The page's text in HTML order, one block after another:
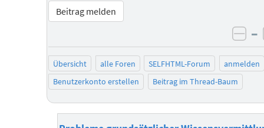
Beitrag melden
–
Übersicht alle Foren SELFHTML-Forum
anmelden
Benutzerkonto erstellen
Beitrag im Thread-Baum